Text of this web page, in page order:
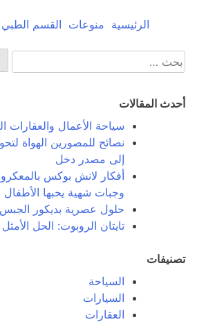
الرئيسية منوعات القسم الطبي
البحث
عن:
أحدث المقالات
سياحة الأعمال والعقارات
نصائح للمصورين الهواة
إلى مصدر دخل
أفكار لانش بوكس
وجبات شهية يحبها الأطفال
حلول عصرية بديكور الجبس
تايتان الروبوت: الحل
تصنيفات
السياحة
السيارات
العقارات